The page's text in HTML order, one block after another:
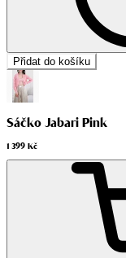
Přidat do košíku
Sáčko Jabari Pink
1 399 Kč